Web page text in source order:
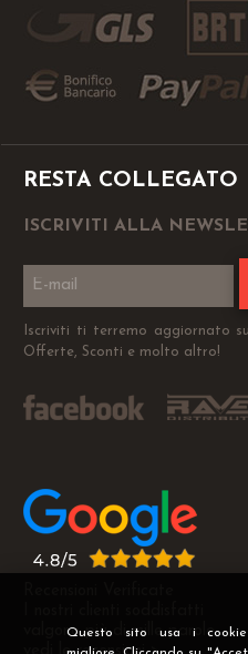
Questo sito usa i
RESTA COLLEGATO
ISCRIVITI ALLA
Iscriviti ti terremo aggiornato
Offerte, Sconti e molto altro!
valgono più di mille parole